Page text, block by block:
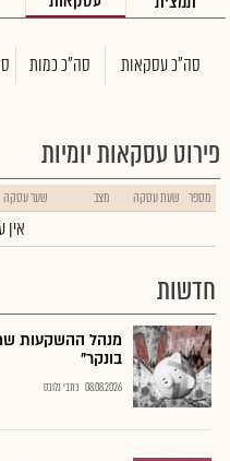
סה"כ עסקאות סה"כ כמות
פירוט עסקאות יומיות
מספר שעת עסקה מצב שער עסקה
חדשות
מנהל ההשקעות
בונקר"
08.08.2026 כתבי גלובס